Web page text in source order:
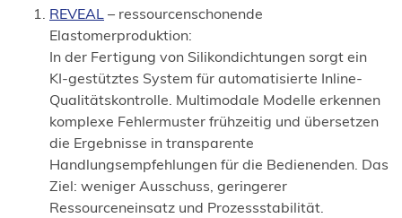
REVEAL
(Öffnet
– ressourcenschonende
Elastomerproduktion:
In der Fertigung von Silikondichtungen sorgt ein
KI-gestütztes System für automatisierte Inline-
Qualitätskontrolle. Multimodale Modelle erkennen
komplexe Fehlermuster frühzeitig und übersetzen
die Ergebnisse in transparente
Handlungsempfehlungen für die Bedienenden. Das
Ziel: weniger Ausschuss, geringerer
Ressourceneinsatz und Prozessstabilität.